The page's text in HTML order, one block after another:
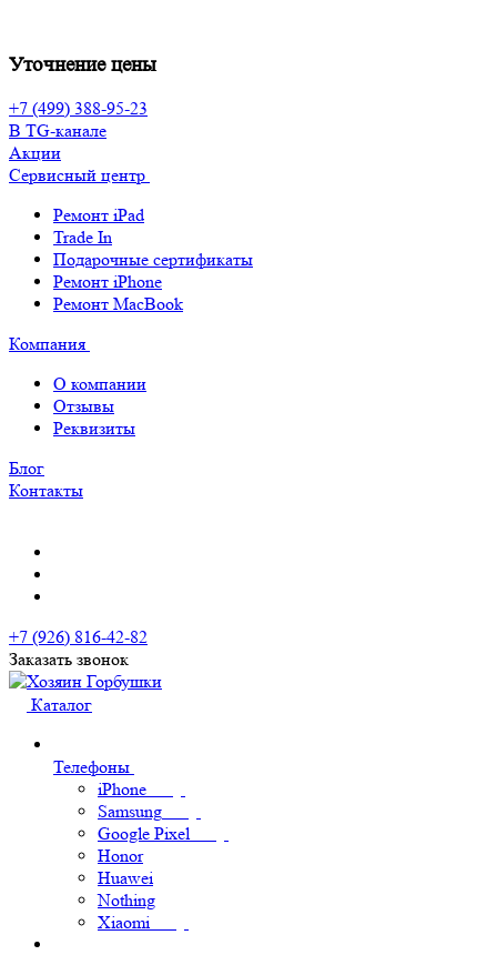
Уточнение цены
+7 (499) 388-95-23
В TG-канале
Акции
Сервисный центр
Ремонт iPad
Trade In
Подарочные сертификаты
Ремонт iPhone
Ремонт MacBook
Компания
О компании
Отзывы
Реквизиты
Блог
Контакты
+7 (926) 816-42-82
Заказать звонок
Каталог
Телефоны
iPhone
Samsung
Google Pixel
Honor
Huawei
Nothing
Xiaomi